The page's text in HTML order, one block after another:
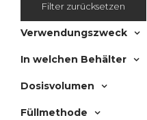
Filter zurücksetzen
Verwendungszweck
In welchen Behälter
Dosisvolumen
Füllmethode